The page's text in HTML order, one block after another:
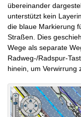
übereinander
unterstützt kein
die blaue Markierung
Straßen. Dies
Wege als separate
Radweg-/Radspur-
hinein, um Verwirrung